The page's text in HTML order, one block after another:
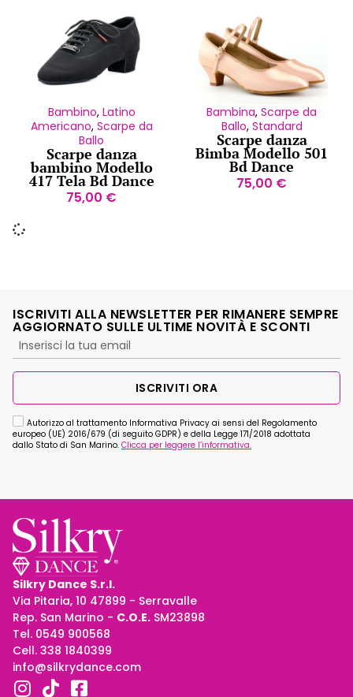
Bambino, Latino
Americano, Scarpe da
Ballo
Scarpe danza
bambino Modello
417 Tela Bd Dance
75,00 €
Bambina, Scarpe da
Ballo, Standard
Scarpe danza
Bimba Modello 501
Bd Dance
75,00 €
ISCRIVITI ALLA NEWSLETTER PER RIMANERE SEMPRE
AGGIORNATO SULLE ULTIME NOVITÀ E SCONTI
Autorizzo al trattamento Informativa Privacy ai sensi del Regolamento
europeo (UE) 2016/679 (di seguito GDPR) e della Legge 171/2018 adottata
dallo Stato di San Marino. Clicca per leggere l’informativa.
ISCRIVITI ORA
Silkry Dance S.r.l.
Via Pitaria, 10 47899 - Serravalle
Rep. San Marino - C.O.E. SM23898
Tel. 0549 900568
Cell. 338 1840399
info@silkrydance.com